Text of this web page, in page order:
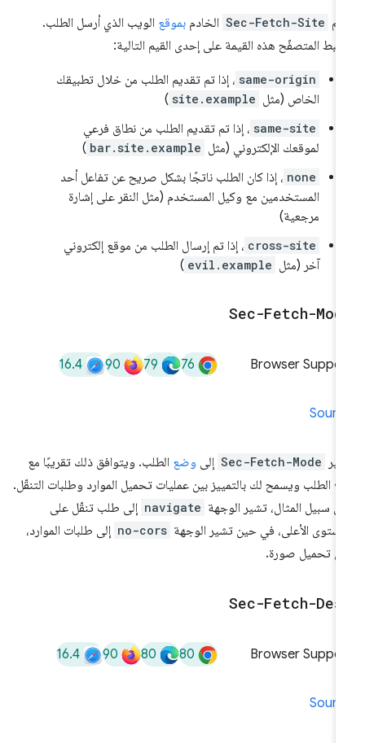
Sec-Fetch-Site الخادمبموقعالويب الذي أرسل الطلب.
المتصفّح هذه القيمة على إحدى القيم التالية:
same-origin ، إذا تم تقديم الطلب من خلال تطبيقك
الخاص (مثل site.example
)
same-site ، إذا تم تقديم الطلب من نطاق فرعي
لموقعك الإلكتروني (مثل bar.site.example
)
none ، إذا كان الطلب ناتجًا بشكل صريح عن تفاعل أحد
المستخدمين مع وكيل المستخدم (مثل النقر على إشارة
مرجعية)
cross-site ، إذا تم إرسال الطلب من موقع إلكتروني
آخر (مثل evil.example
)
Sec-Fetch-
Browser
76
79
90
16.4
Sec-Fetch-Mode إلى وضعالطلب. ويتوافق ذلك تقريبًا مع
الطلب ويسمح لك بالتمييز بين عمليات تحميل الموارد وطلبات التنقّل.
سبيل المثال، تشير الوجهة navigate إلى طلب تنقّل على
الأعلى، في حين تشير الوجهة no-cors إلى طلبات الموارد،
تحميل صورة.
Sec-Fetch-
Browser
80
80
90
16.4